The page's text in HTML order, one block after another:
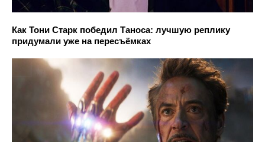
Как Тони Старк победил Таноса: лучшую реплику
придумали уже на пересъёмках